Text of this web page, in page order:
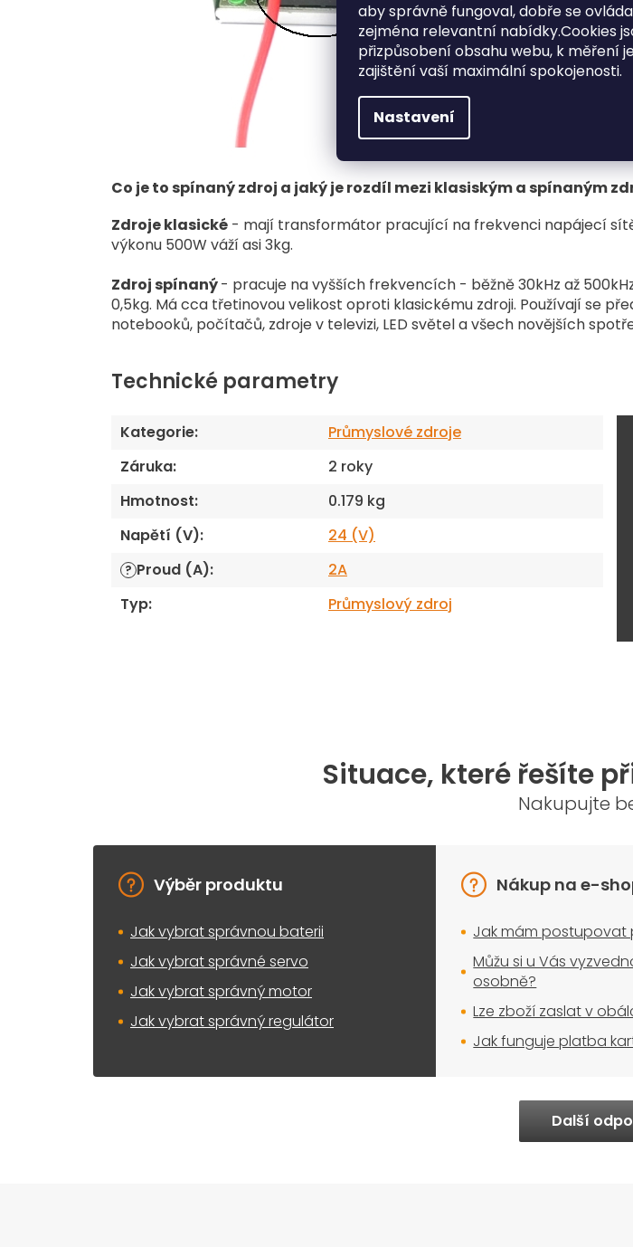
aby správně fungoval, dobře se
zejména relevantní nabídky.Cookies
přizpůsobení obsahu webu, k měření
zajištění vaší maximální spokojenosti.
Nastavení
Co je to spínaný zdroj a jaký je rozdíl mezi klasiským a spínaným
Zdroje klasické - mají transformátor pracující na frekvenci napájecí
výkonu 500W váží asi 3kg.
Zdroj spínaný- pracuje na vyšších frekvencích - běžně 30kHz až
0,5kg. Má cca třetinovou velikost oproti klasickému zdroji. Používají se
notebooků, počítačů, zdroje v televizi, LED světel a všech novějších
Technické parametry
Kategorie:
Průmyslové zdroje
Záruka:
2 roky
Hmotnost:
0.179 kg
Napětí (V): 24 (V)
? Proud (A):
2A
Typ: Průmyslový zdroj
Situace, které řešíte
Nakupujte
Výběr produktu
Jak vybrat správnou baterii
Jak vybrat správné servo
Jak vybrat správný motor
Jak vybrat správný regulátor
Nákup na e-
Jak mám postupovat
Můžu si u Vás
osobně?
Lze zboží zaslat v
Jak funguje platba
Další